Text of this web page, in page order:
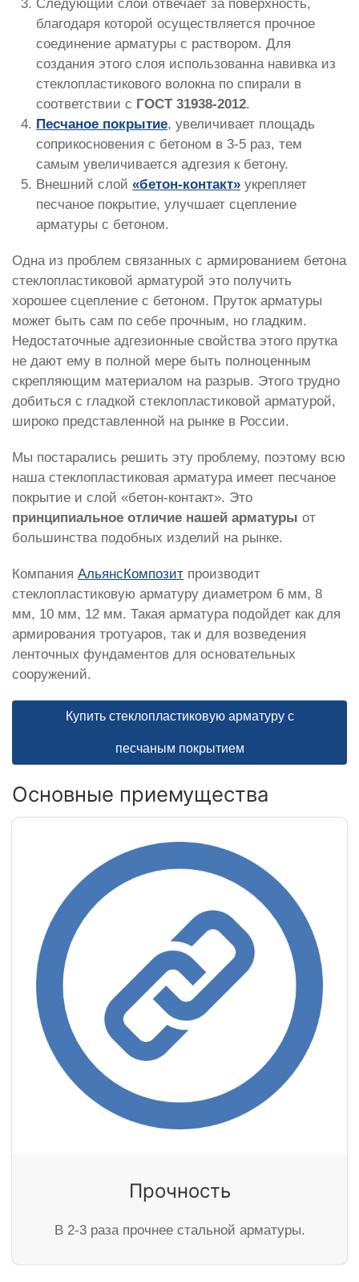
Следующий слой отвечает за поверхность,
благодаря которой осуществляется прочное
соединение арматуры с раствором. Для
создания этого слоя использованна навивка из
стеклопластикового волокна по спирали в
соответствии с ГОСТ 31938-2012.
Песчаное покрытие, увеличивает площадь
соприкосновения с бетоном в 3-5 раз, тем
самым увеличивается адгезия к бетону.
Внешний слой «бетон-контакт» укрепляет
песчаное покрытие, улучшает сцепление
арматуры с бетоном.
Одна из проблем связанных с армированием бетона
стеклопластиковой арматурой это получить
хорошее сцепление с бетоном. Пруток арматуры
может быть сам по себе прочным, но гладким.
Недостаточные адгезионные свойства этого прутка
не дают ему в полной мере быть полноценным
скрепляющим материалом на разрыв. Этого трудно
добиться с гладкой стеклопластиковой арматурой,
широко представленной на рынке в России.
Мы постарались решить эту проблему, поэтому всю
наша стеклопластиковая арматура имеет песчаное
покрытие и слой «бетон-контакт». Это
принципиальное отличие нашей арматуры от
большинства подобных изделий на рынке.
Компания АльянсКомпозит производит
стеклопластиковую арматуру диаметром 6 мм, 8
мм, 10 мм, 12 мм. Такая арматура подойдет как для
армирования тротуаров, так и для возведения
ленточных фундаментов для основательных
сооружений.
Купить стеклопластиковую арматуру с
песчаным покрытием
Основные приемущества
Прочность
В 2-3 раза прочнее стальной арматуры.